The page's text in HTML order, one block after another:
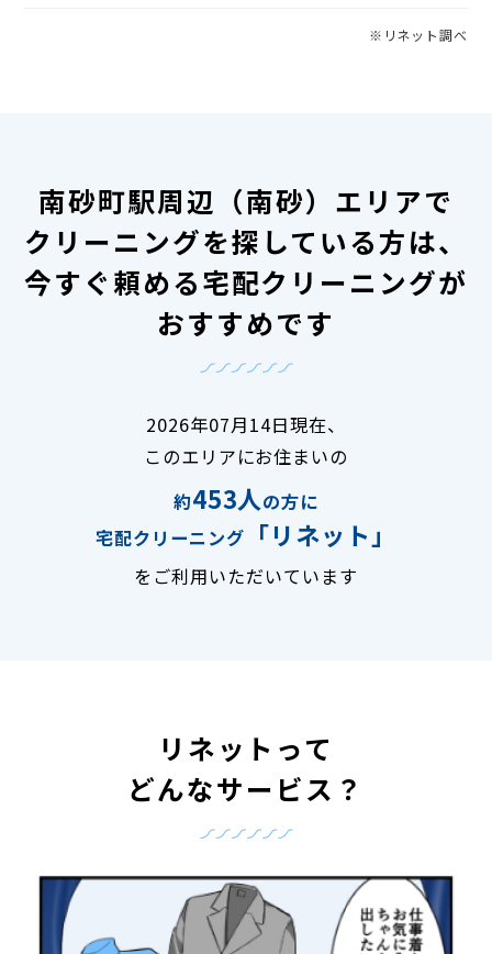
※リネット調べ
南砂町駅周辺（南砂）エリアで
クリーニングを探している方は、
今すぐ頼める宅配クリーニングが
おすすめです
2026年07月14日現在、
このエリアにお住まいの
約453人の方に
宅配クリーニング
「リネット」
をご利用いただいています
リネットって
どんなサービス？